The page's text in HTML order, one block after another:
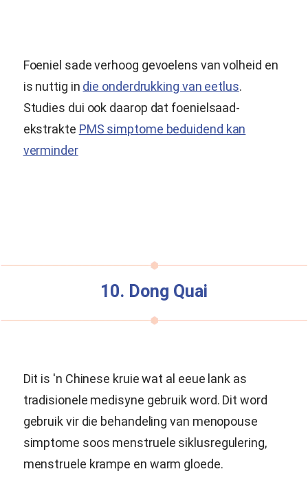
Foeniel sade verhoog gevoelens van volheid en
is nuttig in die onderdrukking van eetlus.
Studies dui ook daarop dat foenielsaad-
ekstrakte PMS simptome beduidend kan
verminder
10. Dong Quai
Dit is 'n Chinese kruie wat al eeue lank as
tradisionele medisyne gebruik word. Dit word
gebruik vir die behandeling van menopouse
simptome soos menstruele siklusregulering,
menstruele krampe en warm gloede.